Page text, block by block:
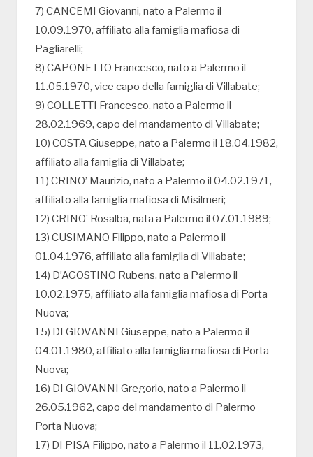
7) CANCEMI Giovanni, nato a Palermo il
10.09.1970, affiliato alla famiglia mafiosa di
Pagliarelli;
8) CAPONETTO Francesco, nato a Palermo il
11.05.1970, vice capo della famiglia di Villabate;
9) COLLETTI Francesco, nato a Palermo il
28.02.1969, capo del mandamento di Villabate;
10) COSTA Giuseppe, nato a Palermo il 18.04.1982,
affiliato alla famiglia di Villabate;
11) CRINO’ Maurizio, nato a Palermo il 04.02.1971,
affiliato alla famiglia mafiosa di Misilmeri;
12) CRINO’ Rosalba, nata a Palermo il 07.01.1989;
13) CUSIMANO Filippo, nato a Palermo il
01.04.1976, affiliato alla famiglia di Villabate;
14) D’AGOSTINO Rubens, nato a Palermo il
10.02.1975, affiliato alla famiglia mafiosa di Porta
Nuova;
15) DI GIOVANNI Giuseppe, nato a Palermo il
04.01.1980, affiliato alla famiglia mafiosa di Porta
Nuova;
16) DI GIOVANNI Gregorio, nato a Palermo il
26.05.1962, capo del mandamento di Palermo
Porta Nuova;
17) DI PISA Filippo, nato a Palermo il 11.02.1973,